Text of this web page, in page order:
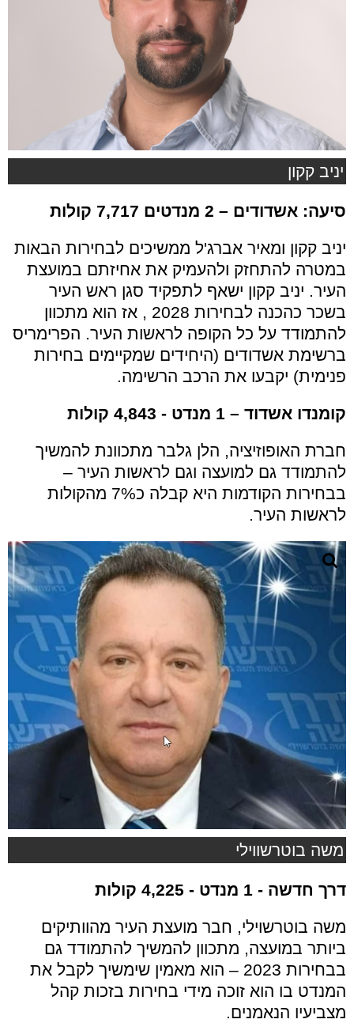
יניב קקון
סיעה: אשדודים – 2 מנדטים 7,717 קולות
יניב קקון ומאיר אברג'ל ממשיכים לבחירות הבאות
במטרה להתחזק ולהעמיק את אחיזתם במועצת
העיר. יניב קקון ישאף לתפקיד סגן ראש העיר
בשכר כהכנה לבחירות 2028 , אז הוא מתכוון
להתמודד על כל הקופה לראשות העיר. הפרימריס
ברשימת אשדודים (היחידים שמקיימים בחירות
פנימית) יקבעו את הרכב הרשימה.
קומנדו אשדוד – 1 מנדט - 4,843 קולות
חברת האופוזיציה, הלן גלבר מתכוונת להמשיך
להתמודד גם למועצה וגם לראשות העיר –
בבחירות הקודמות היא קבלה כ7% מהקולות
לראשות העיר.
משה בוטרשווילי
דרך חדשה - 1 מנדט - 4,225 קולות
משה בוטרשוילי, חבר מועצת העיר מהוותיקים
ביותר במועצה, מתכוון להמשיך להתמודד גם
בבחירות 2023 – הוא מאמין שימשיך לקבל את
המנדט בו הוא זוכה מידי בחירות בזכות קהל
מצביעיו הנאמנים.